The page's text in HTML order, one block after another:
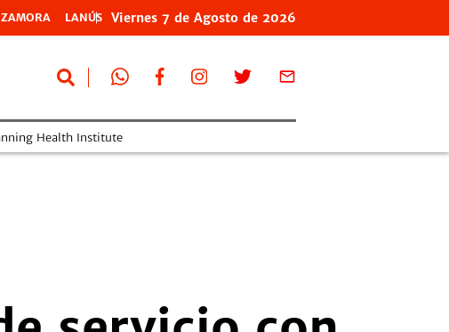
LANÚS Viernes 7 de Agosto de 2026
Health Institute